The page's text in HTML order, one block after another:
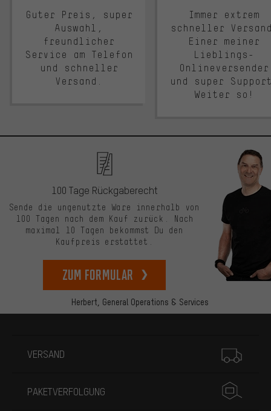
Guter Preis, super
Auswahl,
freundlicher
Service am Telefon
und schneller
Versand.
Immer extrem
schneller
Einer meiner
Lieblings-
Onlineversender
und super
Weiter so!
Herbert, General Operations & Services
100 Tage Rückgaberecht
Sende die ungenutzte Ware innerhalb von
100 Tagen nach dem Kauf zurück. Nach
maximal 10 Tagen bekommst Du den
Kaufpreis erstattet.
zum Formular
VERSAND
PAKETVERFOLGUNG